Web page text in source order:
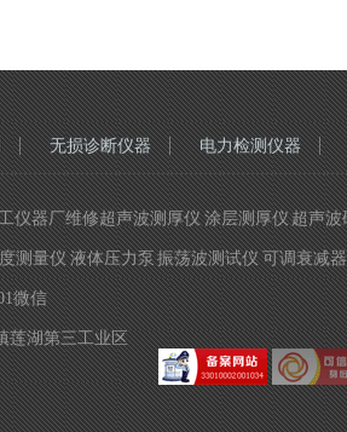
无损诊断仪器 电力检测仪器
仪器厂维修超声波测厚仪 涂层测厚仪 超声
测量仪 液体压力泵 振荡波测试仪 可调衰减
微信
莲湖第三工业区